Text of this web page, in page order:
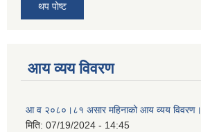
थप पोष्ट
आय व्यय विवरण
आ व २०८०।८१ असार महिनाको आय व्यय विवरण।
मिति: 07/19/2024 - 14:45